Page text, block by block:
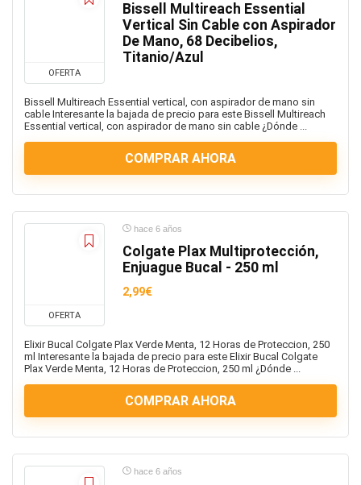
OFERTA
Bissell Multireach Essential
Vertical Sin Cable con Aspirador
De Mano, 68 Decibelios,
Titanio/Azul
Bissell Multireach Essential vertical, con aspirador de mano sin
cable Interesante la bajada de precio para este Bissell Multireach
Essential vertical, con aspirador de mano sin cable ¿Dónde ...
COMPRAR AHORA
OFERTA
hace 6 años
Colgate Plax Multiprotección,
Enjuague Bucal - 250 ml
2,99€
Elixir Bucal Colgate Plax Verde Menta, 12 Horas de Proteccion, 250
ml Interesante la bajada de precio para este Elixir Bucal Colgate
Plax Verde Menta, 12 Horas de Proteccion, 250 ml ¿Dónde ...
COMPRAR AHORA
hace 6 años